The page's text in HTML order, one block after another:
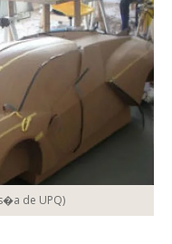
de UPQ)